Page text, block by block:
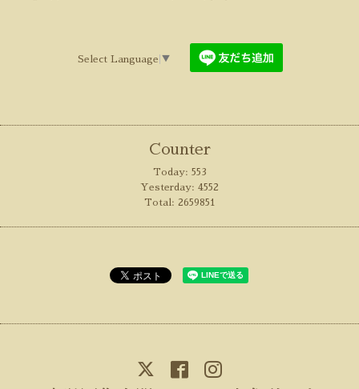
Select Language ▼
Counter
Today: 553
Yesterday: 4552
Total: 2659851